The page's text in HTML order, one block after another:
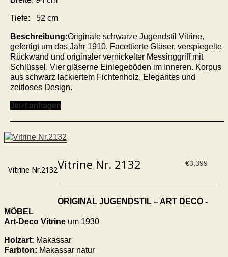
Tiefe: 52 cm
Beschreibung:Originale schwarze Jugendstil Vitrine,
gefertigt um das Jahr 1910. Facettierte Gläser, verspiegelte
Rückwand und originaler vernickelter Messinggriff mit
Schlüssel. Vier gläserne Einlegeböden im Inneren. Korpus
aus schwarz lackiertem Fichtenholz. Elegantes und
zeitloses Design.
Jetzt anfragen
Vitrine Nr.2132
€3,399
Vitrine Nr. 2132
ORIGINAL JUGENDSTIL – ART DECO -
MÖBEL
Art-Deco Vitrine um 1930
Holzart: Makassar
Farbton: Makassar natur